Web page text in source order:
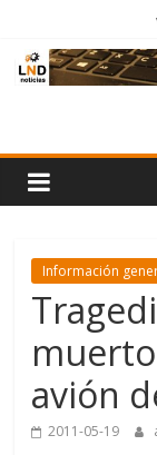
contenido
Información
avión
2011-05-19